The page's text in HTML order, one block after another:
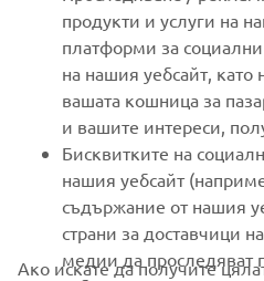
продукти и услуги на
платформи за
на нашия уебсайт,
вашата кошница за
и вашите интереси,
Бисквитките на
нашия уебсайт
съдържание от нашия
страни за доставчици
медии да проследяват
Ако искате да получите